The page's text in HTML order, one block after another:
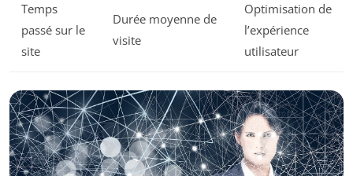
Temps
passé sur le
site
Durée moyenne de
visite
Optimisation de
l’expérience
utilisateur